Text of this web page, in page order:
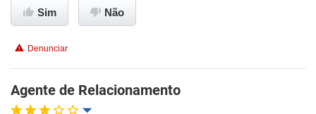
Benefícios
Não recomenda a diretoria
Sim Não
Denunciar
Agente de Relacionamento